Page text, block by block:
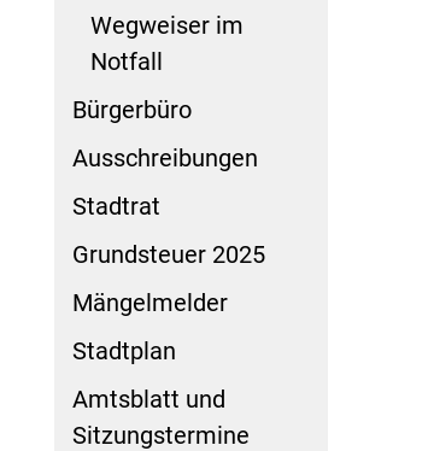
Wegweiser im
Notfall
Bürgerbüro
Ausschreibungen
Stadtrat
Grundsteuer 2025
Mängelmelder
Stadtplan
Amtsblatt und
Sitzungstermine